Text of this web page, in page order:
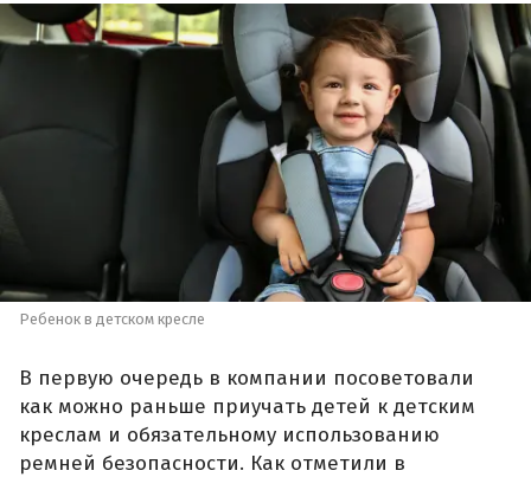
Ребенок в детском кресле
В первую очередь в компании посоветовали
как можно раньше приучать детей к детским
креслам и обязательному использованию
ремней безопасности. Как отметили в